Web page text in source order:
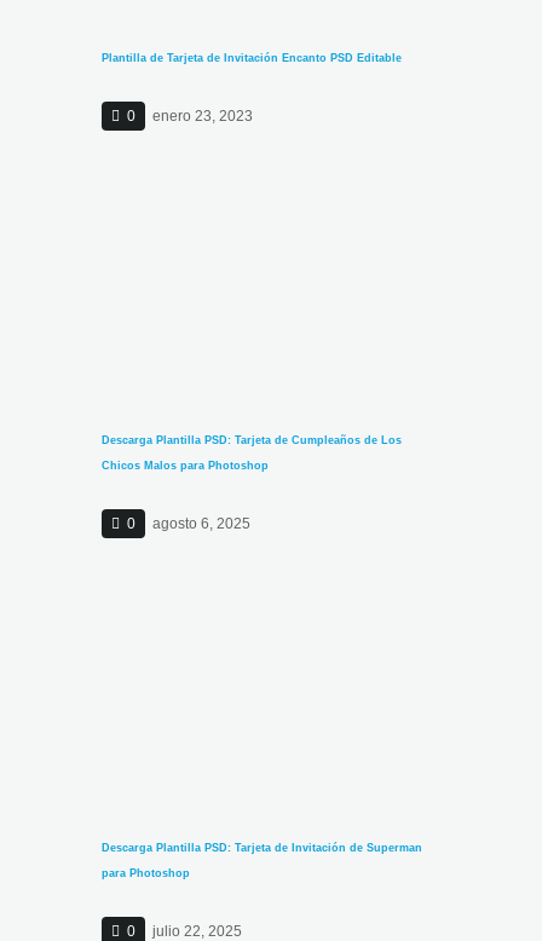
Plantilla de Tarjeta de Invitación Encanto PSD Editable
0 enero 23, 2023
Descarga Plantilla PSD: Tarjeta de Cumpleaños de Los
Chicos Malos para Photoshop
0 agosto 6, 2025
Descarga Plantilla PSD: Tarjeta de Invitación de Superman
para Photoshop
0 julio 22, 2025